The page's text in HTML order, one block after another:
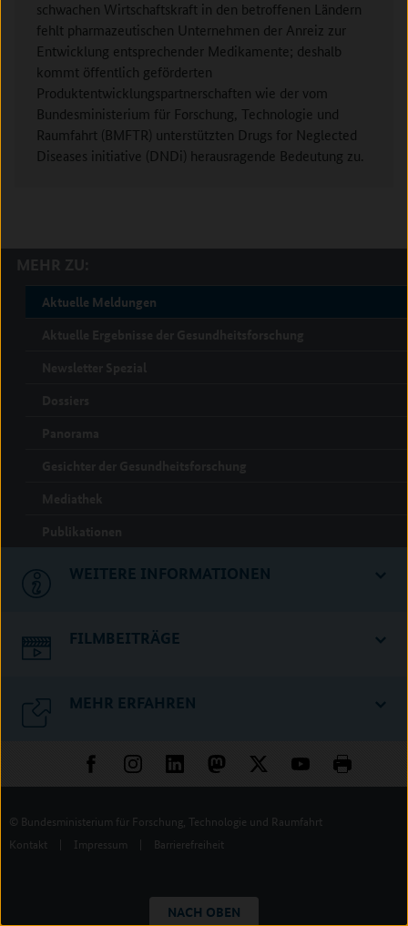
schwachen Wirtschaftskraft in den betroffenen Ländern
fehlt pharmazeutischen Unternehmen der Anreiz zur
Entwicklung entsprechender Medikamente; deshalb
kommt öffentlich geförderten
Produktentwicklungspartnerschaften wie der vom
Bundesministerium für Forschung, Technologie und
Raumfahrt (BMFTR) unterstützten Drugs for Neglected
Diseases initiative (DNDi) herausragende Bedeutung zu.
Aktuelle Meldungen
WEITERE INFORMATIONEN
FILMBEITRÄGE
MEHR ERFAHREN
© Bundesministerium für Forschung, Technologie und Raumfahrt
Kontakt
| Impressum | Barrierefreiheit
NACH OBEN